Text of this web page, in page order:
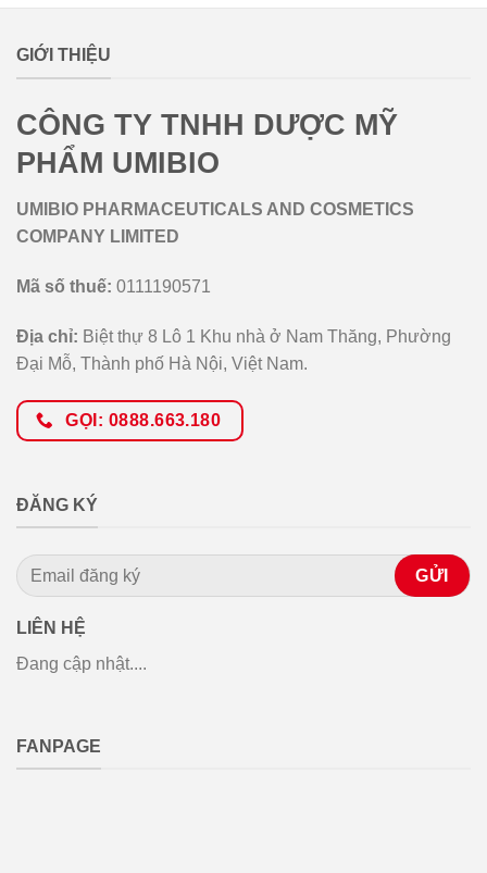
GIỚI THIỆU
CÔNG TY TNHH DƯỢC MỸ
PHẨM UMIBIO
UMIBIO PHARMACEUTICALS AND COSMETICS
COMPANY LIMITED
Mã số thuế: 0111190571
Địa chỉ: Biệt thự 8 Lô 1 Khu nhà ở Nam Thăng, Phường
Đại Mỗ, Thành phố Hà Nội, Việt Nam.
GỌI: 0888.663.180
ĐĂNG KÝ
LIÊN HỆ
Đang cập nhật....
FANPAGE